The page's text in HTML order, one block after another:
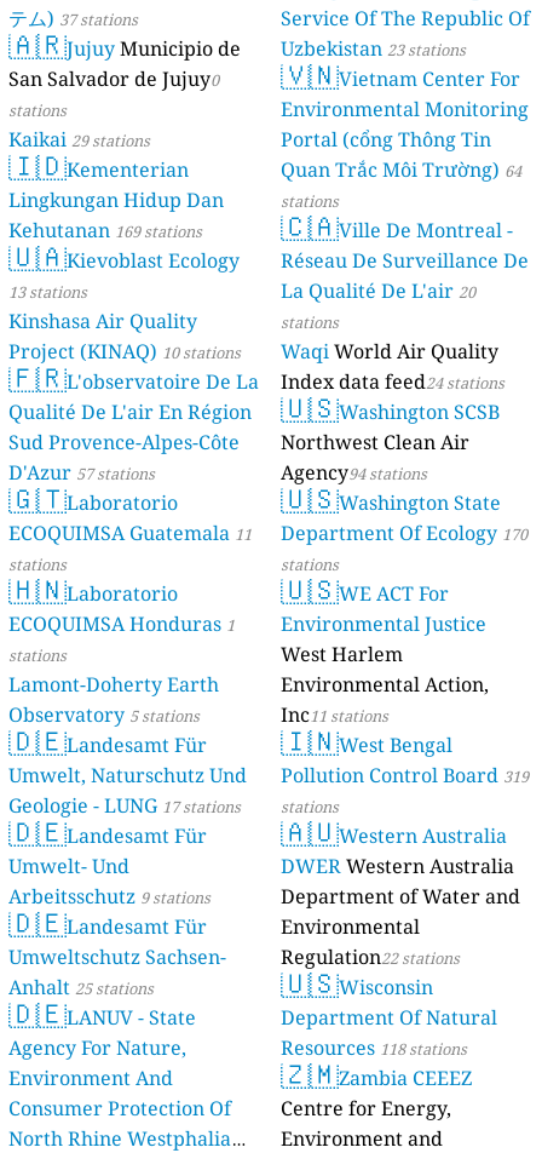
テム) 37 stations
🇦🇷Jujuy Municipio de
San Salvador de Jujuy0
stations
Kaikai 29 stations
🇮🇩Kementerian
Lingkungan Hidup Dan
Kehutanan 169 stations
🇺🇦Kievoblast Ecology
13 stations
Kinshasa Air Quality
Project (KINAQ) 10 stations
🇫🇷L'observatoire De La
Qualité De L'air En Région
Sud Provence-Alpes-Côte
D'Azur 57 stations
🇬🇹Laboratorio
ECOQUIMSA Guatemala 11
stations
🇭🇳Laboratorio
ECOQUIMSA Honduras 1
stations
Lamont-Doherty Earth
Observatory 5 stations
🇩🇪Landesamt Für
Umwelt, Naturschutz Und
Geologie - LUNG 17 stations
🇩🇪Landesamt Für
Umwelt- Und
Arbeitsschutz 9 stations
🇩🇪Landesamt Für
Umweltschutz Sachsen-
Anhalt 25 stations
🇩🇪LANUV - State
Agency For Nature,
Environment And
Consumer Protection Of
North Rhine Westphalia
Service Of The Republic Of
Uzbekistan 23 stations
🇻🇳Vietnam Center For
Environmental Monitoring
Portal (cổng Thông Tin
Quan Trắc Môi Trường) 64
stations
🇨🇦Ville De Montreal -
Réseau De Surveillance De
La Qualité De L'air 20
stations
WaqiWorld Air Quality
Index data feed24 stations
🇺🇸Washington SCSB
Northwest Clean Air
Agency94 stations
🇺🇸Washington State
Department Of Ecology 170
stations
🇺🇸WE ACT For
Environmental Justice
West Harlem
Environmental Action,
Inc11 stations
🇮🇳West Bengal
Pollution Control Board 319
stations
🇦🇺Western Australia
DWERWestern Australia
Department of Water and
Environmental
Regulation22 stations
🇺🇸Wisconsin
Department Of Natural
Resources 118 stations
🇿🇲Zambia CEEEZ
Centre for Energy,
Environment and